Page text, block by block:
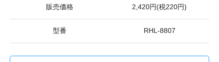
販売価格 2,420円(税220円)
型番 RHL-8807